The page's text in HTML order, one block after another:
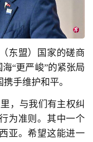
东盟）国家的磋商
“更严峻”的紧张局
手维护和平。
，与我们有主权纠
为准则。其中一个
亚。希望这能进一